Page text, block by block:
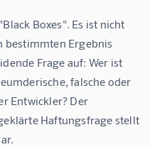
Boxes". Es ist nicht
bestimmten Ergebnis
Frage auf: Wer ist
falsche oder
Entwickler? Der
Haftungsfrage stellt